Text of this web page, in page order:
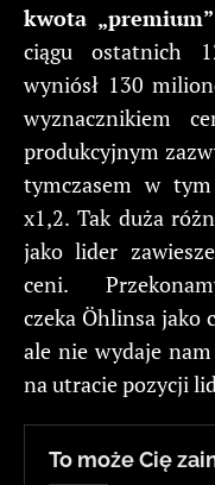
kwota
ciągu ostatnich
wyniósł 130
wyznacznikiem
produkcyjnym
tymczasem w
x1,2. Tak duża
jako lider
ceni.
czeka Öhlinsa jako
ale nie wydaje
na utracie pozycji
To może Cię